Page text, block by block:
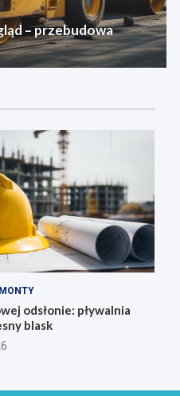
– przebudowa
odsłonie: pływalnia
blask